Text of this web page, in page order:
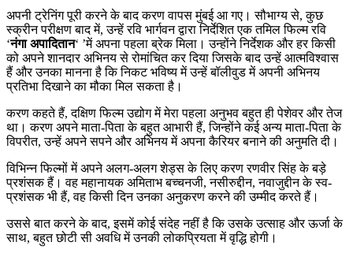
अपनी ट्रेनिंग पूरी करने के बाद करण वापस मुंबई आ गए। सौभाग्य से, कुछ
स्क्रीन परीक्षण बाद में, उन्हें रवि भार्गवन द्वारा निर्देशित एक तमिल फिल्म रवि
‘नंगा अपादितान‘ ’में अपना पहला ब्रेक मिला। उन्होंने निर्देशक और हर किसी
को अपने शानदार अभिनय से रोमांचित कर दिया जिसके बाद उन्हें आत्मविश्वास
हैं और उनका मानना है कि निकट भविष्य में उन्हें बॉलीवुड में अपनी अभिनय
प्रतिभा दिखाने का मौका मिल सकता है।
करण कहते हैं, दक्षिण फिल्म उद्योग में मेरा पहला अनुभव बहुत ही पेशेवर और तेज
था। करण अपने माता-पिता के बहुत आभारी हैं, जिन्होंने कई अन्य माता-पिता के
विपरीत, उन्हें अपने सपने और अभिनय में अपना कैरियर बनाने की अनुमति दी।
विभिन्न फिल्मों में अपने अलग-अलग शेड्स के लिए करण रणवीर सिंह के बड़े
प्रशंसक हैं। वह महानायक अमिताभ बच्चनजी, नसीरुद्दीन, नवाजुद्दीन के स्व-
प्रशंसक भी हैं, वह किसी दिन उनका अनुकरण करने की उम्मीद करते हैं।
उससे बात करने के बाद, इसमें कोई संदेह नहीं है कि उसके उत्साह और ऊर्जा के
साथ, बहुत छोटी सी अवधि में उनकी लोकप्रियता में वृद्धि होगी।